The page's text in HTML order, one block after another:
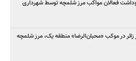
فعالان مواکب مرز شلمچه توسط شهرداری